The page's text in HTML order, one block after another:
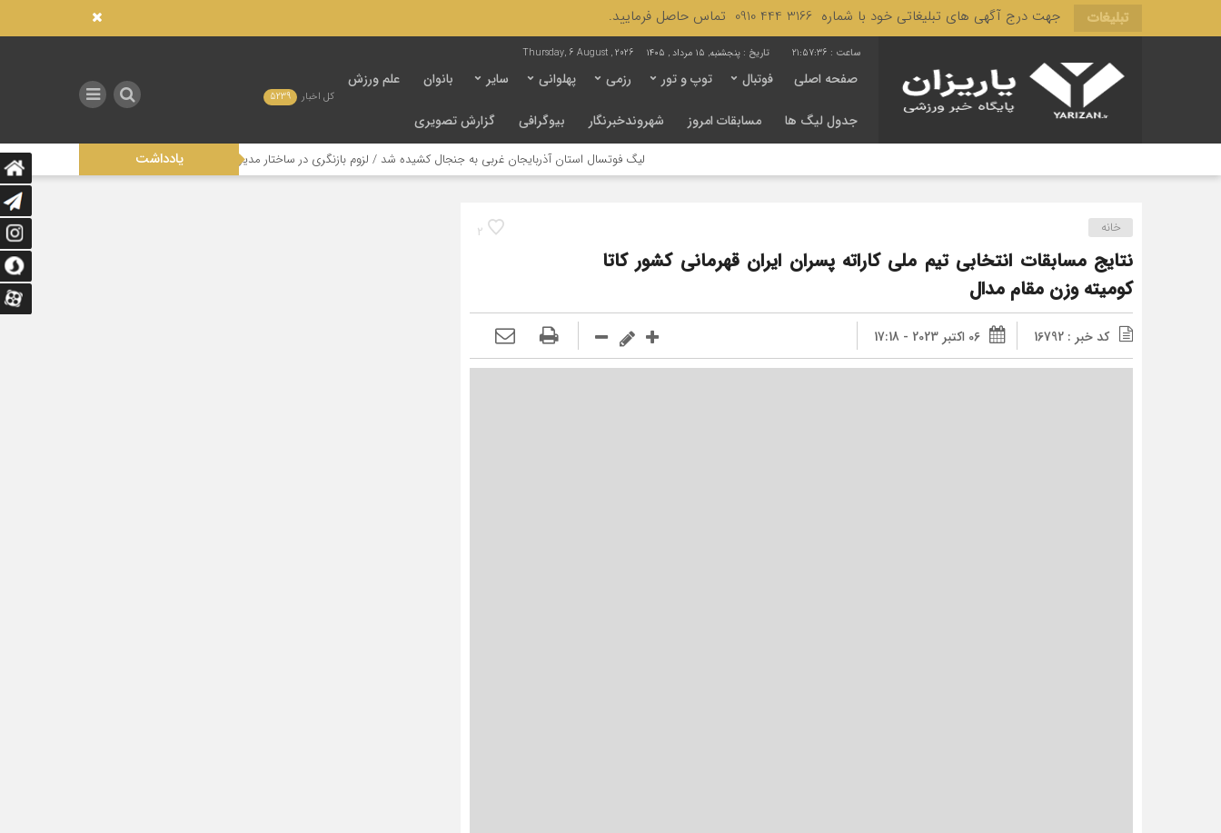
تبلیغات جهت درج آگهی های تبلیغاتی خود با شماره 3166 444 0910 تماس حاصل فرمایید.
21:57:37 تاریخ : پنجشنبه, ۱۵ مرداد , ۱۴۰۵ Thursday, 6 August , 2026
صفحه اصلی فوتبال توپ و تور رزمی پهلوانی سایر بانوان علم ورزش
جدول لیگ ها مسابقات امروز شهروندخبرنگار بیوگرافی گزارش تصویری
کل اخبار 5239
یادداشت لیگ فوتسال استان آذربایجان غربی به جنجال کشیده شد / لزوم بازنگری در ساختار مدیریتی این رشته تاثیر عدالت در توزیع امکانات صنعتی
2 خانه
نتایج مسابقات انتخابی تیم ملی کاراته پسران ایران قهرمانی کشور کاتا
کومیته وزن مقام مدال
کد خبر : 16792 06 اکتبر 2023 - 17:18